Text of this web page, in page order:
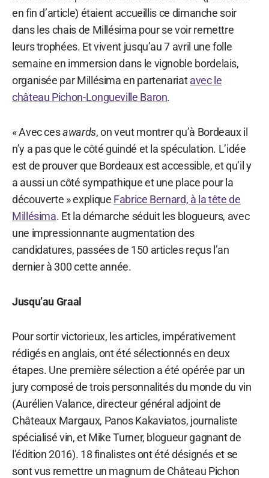
en fin d’article) étaient accueillis ce dimanche soir
dans les chais de Millésima pour se voir remettre
leurs trophées. Et vivent jusqu’au 7 avril une folle
semaine en immersion dans le vignoble bordelais,
organisée par Millésima en partenariatavec le
château Pichon-Longueville Baron.
« Avec cesawards, on veut montrer qu’à Bordeaux il
n’y a pas que le côté guindé et la spéculation. L’idée
est de prouver que Bordeaux est accessible, et qu’il y
a aussi un côté sympathique et une place pour la
découverte » explique Fabrice Bernard, à la tête de
Millésima. Et la démarche séduit les blogueurs, avec
une impressionnante augmentation des
candidatures, passées de 150 articles reçus l’an
dernier à 300 cette année.
Jusqu’au Graal
Pour sortir victorieux, les articles, impérativement
rédigés en anglais, ont été sélectionnés en deux
étapes. Une première sélection a été opérée par un
jury composé de trois personnalités du monde du vin
(Aurélien Valance, directeur général adjoint de
Châteaux Margaux, Panos Kakaviatos, journaliste
spécialisé vin, et Mike Turner, blogueur gagnant de
l’édition 2016). 18 finalistes ont été désignés et se
sont vus remettre un magnum de Château Pichon